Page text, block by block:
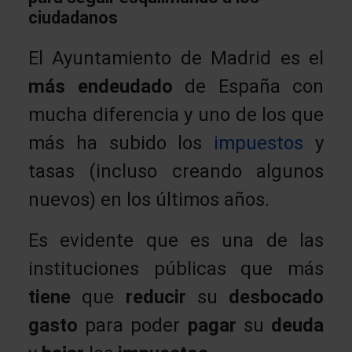
ciudadanos
El Ayuntamiento de Madrid es el
más endeudado de España con
mucha diferencia y uno de los que
más ha subido los impuestos y
tasas (incluso creando algunos
nuevos) en los últimos años.
Es evidente que es una de las
instituciones públicas que más
tiene que reducir su desbocado
gasto para poder pagar su deuda